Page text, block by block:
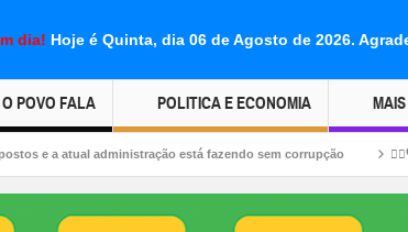
dia! Hoje é Quinta, dia 06 de Agosto de 2026.
O POVO FALA POLITICA E ECONOMIA
está fazendo sem corrupção